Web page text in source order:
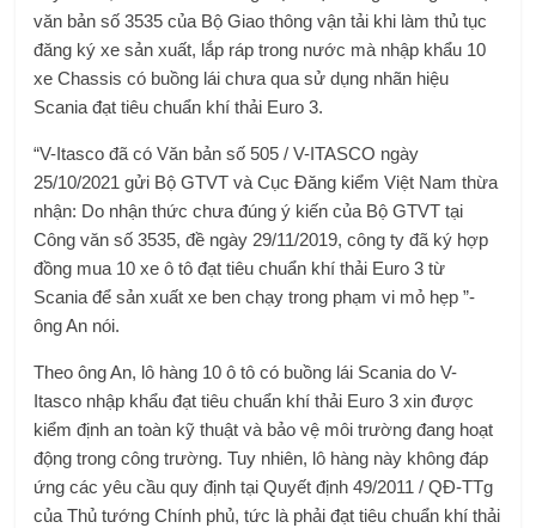
văn bản số 3535 của Bộ Giao thông vận tải khi làm thủ tục
đăng ký xe sản xuất, lắp ráp trong nước mà nhập khẩu 10
xe Chassis có buồng lái chưa qua sử dụng nhãn hiệu
Scania đạt tiêu chuẩn khí thải Euro 3.
“V-Itasco đã có Văn bản số 505 / V-ITASCO ngày
25/10/2021 gửi Bộ GTVT và Cục Đăng kiểm Việt Nam thừa
nhận: Do nhận thức chưa đúng ý kiến ​​của Bộ GTVT tại
Công văn số 3535, đề ngày 29/11/2019, công ty đã ký hợp
đồng mua 10 xe ô tô đạt tiêu chuẩn khí thải Euro 3 từ
Scania để sản xuất xe ben chạy trong phạm vi mỏ hẹp ”-
ông An nói.
Theo ông An, lô hàng 10 ô tô có buồng lái Scania do V-
Itasco nhập khẩu đạt tiêu chuẩn khí thải Euro 3 xin được
kiểm định an toàn kỹ thuật và bảo vệ môi trường đang hoạt
động trong công trường. Tuy nhiên, lô hàng này không đáp
ứng các yêu cầu quy định tại Quyết định 49/2011 / QĐ-TTg
của Thủ tướng Chính phủ, tức là phải đạt tiêu chuẩn khí thải